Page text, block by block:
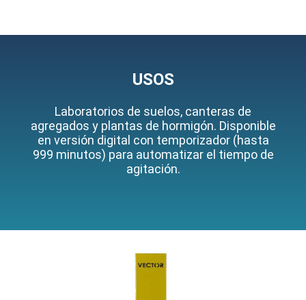
USOS
Laboratorios de suelos, canteras de
agregados y plantas de hormigón. Disponible
en versión digital con temporizador (hasta
999 minutos) para automatizar el tiempo de
agitación.